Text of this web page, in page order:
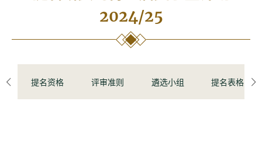
2024/25
left 提名资格 评审准则 遴选小组 提名表格